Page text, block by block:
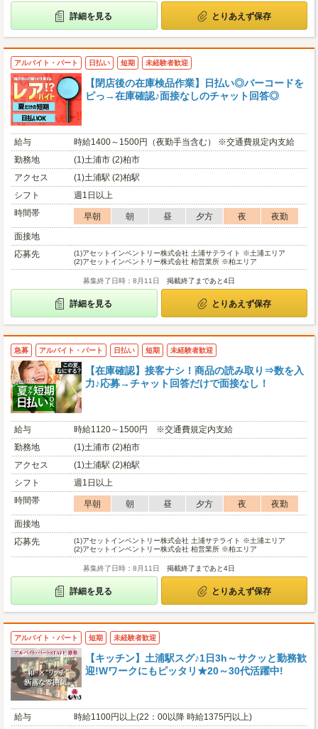
詳細を見る とりあえず保存
アルバイト・パート 日払い 短期 未経験者歓迎
【閉店後の在庫検品作業】日払い◎バーコードを
ピっ→在庫確認♪面接なしのチャット回答◎
給与
時給1400～1500円（夜勤手当含む） ※交通費規定内支給
勤務地
(1)土浦市 (2)柏市
アクセス
(1)土浦駅 (2)柏駅
シフト
週1日以上
時間帯
早朝 朝 昼 夕方 夜
夜勤
面接地
応募先
(1)アセットインベントリー株式会社 土浦サテライト ※土浦エリア
(2)アセットインベントリー株式会社 柏営業所 ※柏エリア
募集終了日時：8月11日 掲載終了まであと4日
詳細を見る とりあえず保存
急募 アルバイト・パート 日払い 短期 未経験者歓迎
【在庫確認】接客ナシ！商品の読み取り⇒数を入
力♪応募→チャット回答だけで面接なし！
給与
時給1120～1500円 ※交通費規定内支給
勤務地
(1)土浦市 (2)柏市
アクセス
(1)土浦駅 (2)柏駅
シフト
週1日以上
時間帯
早朝 朝 昼 夕方 夜
夜勤
面接地
応募先
(1)アセットインベントリー株式会社 土浦サテライト ※土浦エリア
(2)アセットインベントリー株式会社 柏営業所 ※柏エリア
募集終了日時：8月11日 掲載終了まであと4日
詳細を見る とりあえず保存
アルバイト・パート 短期 未経験者歓迎
【キッチン】土浦駅スグ♪1日3h～サクッと勤務歓
迎!Wワークにもピッタリ★20～30代活躍中!
給与
時給1100円以上(22：00以降 時給1375円以上)